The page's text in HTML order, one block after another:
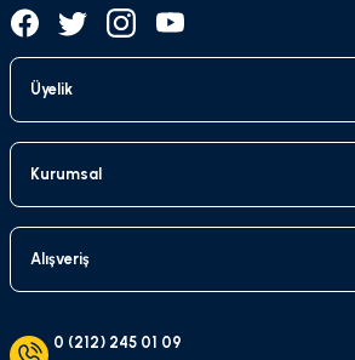
Üyelik
Kurumsal
Alışveriş
0 (212) 245 01 09